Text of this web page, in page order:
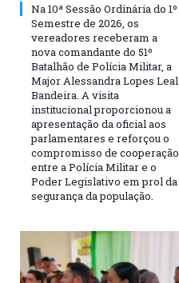
Na 10ª Sessão Ordinária do 1º
Semestre de 2026, os
vereadores receberam a
nova comandante do 51º
Batalhão de Polícia Militar, a
Major Alessandra Lopes Leal
Bandeira. A visita
institucional proporcionou a
apresentação da oficial aos
parlamentares e reforçou o
compromisso de cooperação
entre a Polícia Militar e o
Poder Legislativo em prol da
segurança da população.